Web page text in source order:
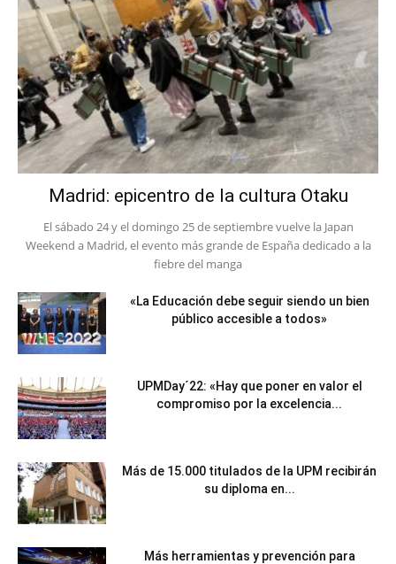
Madrid: epicentro de la cultura Otaku
El sábado 24 y el domingo 25 de septiembre vuelve la Japan
Weekend a Madrid, el evento más grande de España dedicado a la
fiebre del manga
«La Educación debe seguir siendo un bien
público accesible a todos»
UPMDay´22: «Hay que poner en valor el
compromiso por la excelencia...
Más de 15.000 titulados de la UPM recibirán
su diploma en...
Más herramientas y prevención para